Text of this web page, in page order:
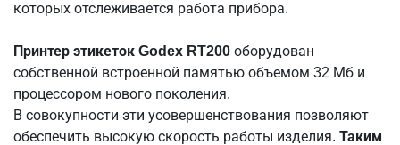
которых отслеживается работа прибора.
Принтер этикеток Godex RT200 оборудован
собственной встроенной памятью объемом 32 Мб и
процессором нового поколения.
В совокупности эти усовершенствования позволяют
обеспечить высокую скорость работы изделия. Таким